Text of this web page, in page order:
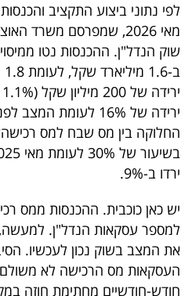
5
המילון
הכלכלי
פודקאסט
40
UNDER
40
שיתופי
פעולה
לפי נתוני ביצוע התקציב
מאי 2026, שמפרסם משרד
שוק הנדל"ן. ההכנסות נטו
ירידה של 16% לעומת
החלוקה בין מס שבח למס
ירדו ב-9%.
יש כאן כוכבית. ההכנסות ממס
למספר עסקאות הנדל"ן.
את המצב בשוק נכון לעכשיו.
העסקאות מס הרכישה לא
חודש-חודשיים מחתימת חוזה